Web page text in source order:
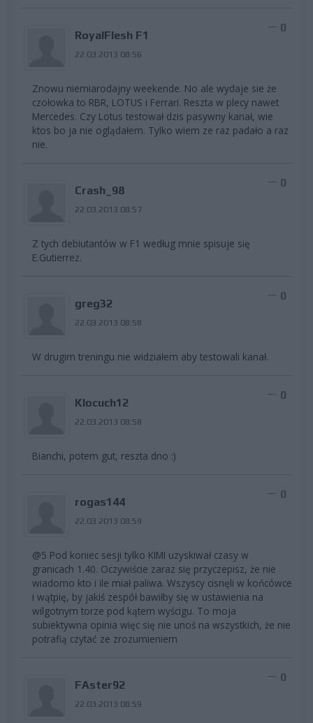
RoyalFlesh F1
22.03.2013 08:56
0
Znowu niemiarodajny weekende. No ale wydaje sie że
czołowka to RBR, LOTUS i Ferrari. Reszta w plecy nawet
Mercedes. Czy Lotus testował dzis pasywny kanał, wie
ktos bo ja nie oglądałem. Tylko wiem ze raz padało a raz
nie.
Crash_98
22.03.2013 08:57
0
Z tych debiutantów w F1 według mnie spisuje się
E.Gutierrez.
greg32
22.03.2013 08:58
0
W drugim treningu nie widziałem aby testowali kanał.
Klocuch12
22.03.2013 08:58
0
Bianchi, potem gut, reszta dno :)
rogas144
22.03.2013 08:59
0
@5 Pod koniec sesji tylko KIMI uzyskiwał czasy w
granicach 1.40. Oczywiście zaraz się przyczepisz, że nie
wiadomo kto i ile miał paliwa. Wszyscy cisnęli w końcówce
i wątpię, by jakiś zespół bawiłby się w ustawienia na
wilgotnym torze pod kątem wyścigu. To moja
subiektywna opinia więc się nie unoś na wszystkich, że nie
potrafią czytać ze zrozumieniem
FAster92
22.03.2013 08:59
0